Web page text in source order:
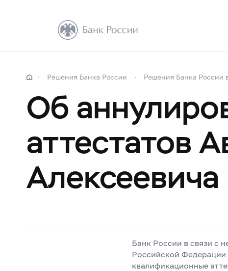
Решения Банка России Решения Банка России
Об
аттестатов
Алексеевича
Банк России в связи с
Российской Федерации
квалификационные